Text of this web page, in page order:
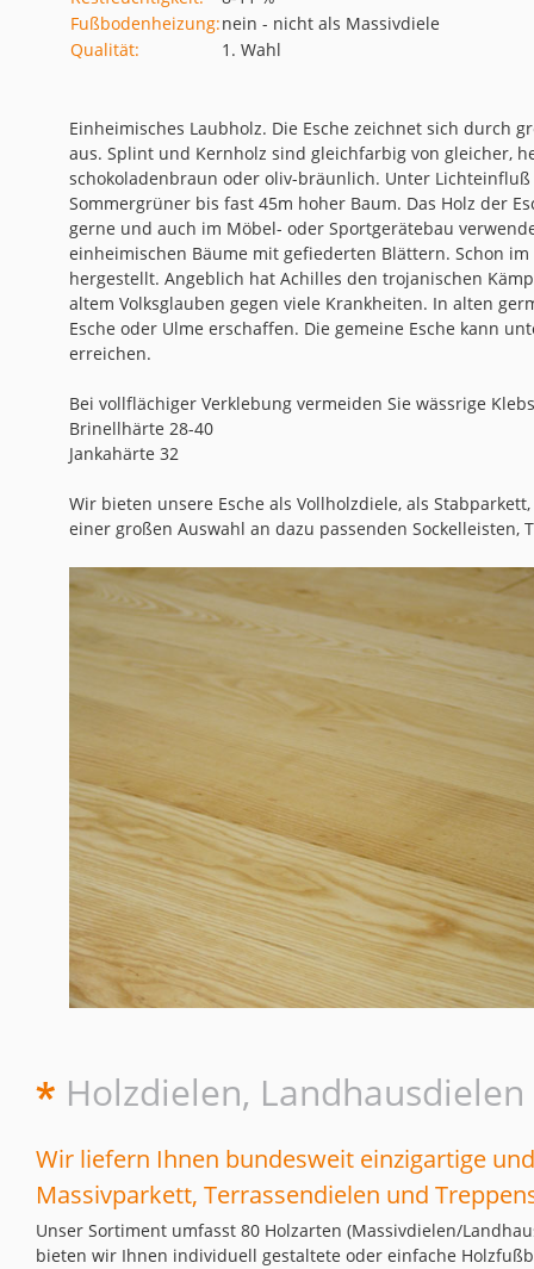
Fußbodenheizung:nein - nicht als Massivdiele
Qualität:
1. Wahl
Einheimisches Laubholz. Die Esche zeichnet sich durch
aus. Splint und Kernholz sind gleichfarbig von gleicher,
schokoladenbraun oder oliv-bräunlich. Unter
Sommergrüner bis fast 45m hoher Baum. Das Holz der
gerne und auch im Möbel- oder Sportgerätebau
einheimischen Bäume mit gefiederten Blättern. Schon
hergestellt. Angeblich hat Achilles den trojanischen
altem Volksglauben gegen viele Krankheiten. In alten
Esche oder Ulme erschaffen. Die gemeine Esche kann
erreichen.
Bei vollflächiger Verklebung vermeiden Sie wässrige
Brinellhärte 28-40
Jankahärte 32
Wir bieten unsere Esche als Vollholzdiele, als
einer großen Auswahl an dazu passenden Sockelleisten,
Holzdielen,
Wir liefern Ihnen bundesweit einzigartige
Massivparkett, Terrassendielen und
Unser Sortiment umfasst 80 Holzarten (Massivdielen/
bieten wir Ihnen individuell gestaltete oder einfache